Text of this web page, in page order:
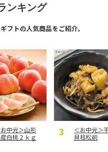
ンキング
フトの人気商品をご紹介。
中元＞山形
白桃２ｋｇ
＜お中元＞
貝柱松前